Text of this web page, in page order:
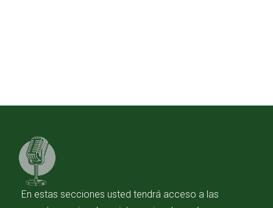
En estas secciones usted tendrá acceso a las